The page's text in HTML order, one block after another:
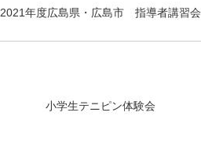
2021年度広島県・広島市 指導者講習会
小学生テニピン体験会